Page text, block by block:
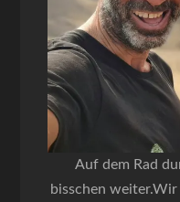
Auf dem Rad
bisschen